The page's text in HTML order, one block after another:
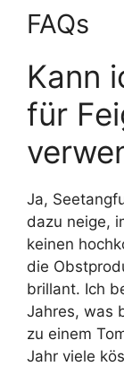
FAQs
Kann
für
Ja,
dazu neige,
keinen
die
brillant. Ich
Jahres, was
zu einem
Jahr viele